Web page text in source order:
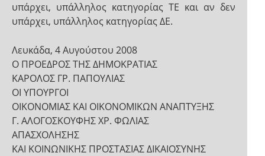
υπάρχει, υπάλληλος κατηγορίας ΤΕ και αν δεν
υπάρχει, υπάλληλος κατηγορίας ΔΕ.
Λευκάδα, 4 Αυγούστου 2008
Ο ΠΡΟΕΔΡΟΣ ΤΗΣ ΔΗΜΟΚΡΑΤΙΑΣ
ΚΑΡΟΛΟΣ ΓΡ. ΠΑΠΟΥΛΙΑΣ
ΟΙ ΥΠΟΥΡΓΟΙ
ΟΙΚΟΝΟΜΙΑΣ ΚΑΙ ΟΙΚΟΝΟΜΙΚΩΝ ΑΝΑΠΤΥΞΗΣ
Γ. ΑΛΟΓΟΣΚΟΥΦΗΣ ΧΡ. ΦΩΛΙΑΣ
ΑΠΑΣΧΟΛΗΣΗΣ
ΚΑΙ ΚΟΙΝΩΝΙΚΗΣ ΠΡΟΣΤΑΣΙΑΣ ΔΙΚΑΙΟΣΥΝΗΣ